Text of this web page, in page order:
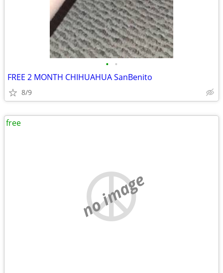
• •
FREE 2 MONTH CHIHUAHUA SanBenito
8/9
no image
free